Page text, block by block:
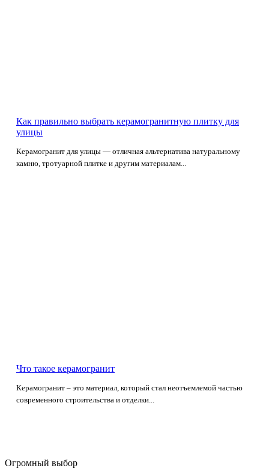
Как правильно выбрать керамогранитную плитку для
улицы
Керамогранит для улицы — отличная альтернатива натуральному
камню, тротуарной плитке и другим материалам...
Что такое керамогранит
Керамогранит – это материал, который стал неотъемлемой частью
современного строительства и отделки...
Огромный выбор